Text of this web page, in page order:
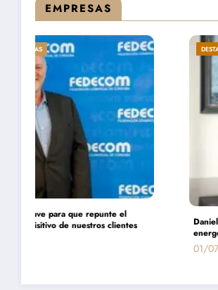
EMPRESAS
DESTACADA ECONOMÍA EMPRESAS
Daniel Montamat: «Todavía pagamos el
energético con los cortes de gas»